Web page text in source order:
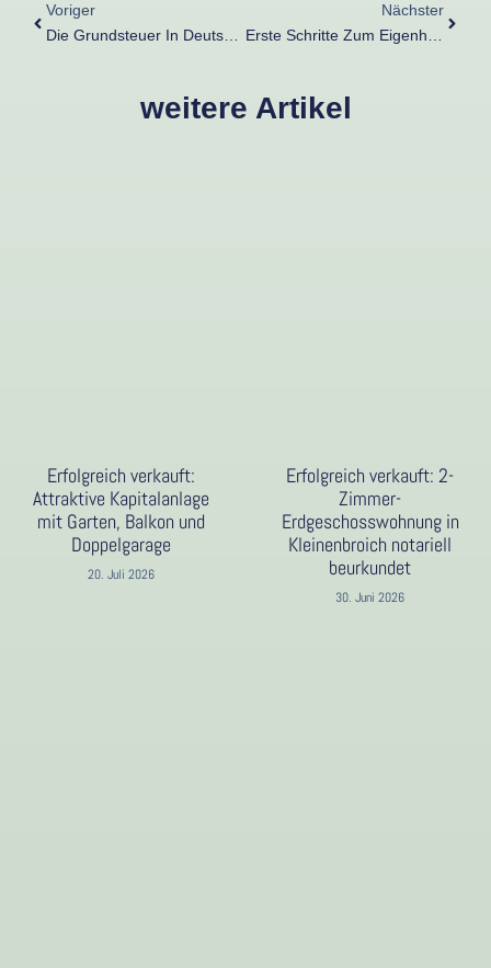
Voriger
Die Grundsteuer In Deutschland: Bedeutung, Berechnung Und Die Bevorstehende Reform
Nächster
Erste Schritte Zum Eigenheim In Kevelaer: Eine Checkliste Für Erstkäufer
weitere Artikel
Erfolgreich verkauft:
Attraktive Kapitalanlage
mit Garten, Balkon und
Doppelgarage
20. Juli 2026
Erfolgreich verkauft: 2-
Zimmer-
Erdgeschosswohnung in
Kleinenbroich notariell
beurkundet
30. Juni 2026